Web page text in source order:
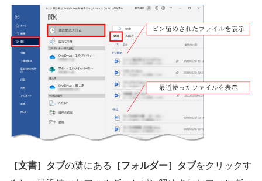
［文書］タブの隣にある ［フォルダー］タブをクリックす